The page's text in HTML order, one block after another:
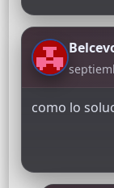
como lo